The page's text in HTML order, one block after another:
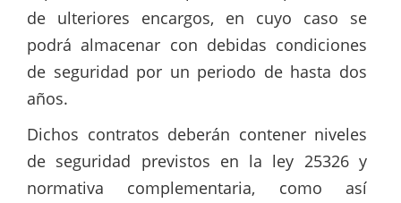
de ulteriores encargos, en cuyo caso se
podrá almacenar con debidas condiciones
de seguridad por un periodo de hasta dos
años.
Dichos contratos deberán contener niveles
de seguridad previstos en la ley 25326 y
normativa complementaria, como así